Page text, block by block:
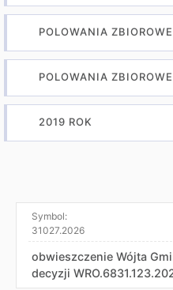
POLOWANIA
POLOWANIA
2019 ROK
Symbol:
31027.2026
obwieszczenie Wójta
decyzji